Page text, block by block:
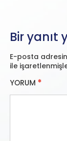
Bir yanıt
E-posta
ile
YORUM *